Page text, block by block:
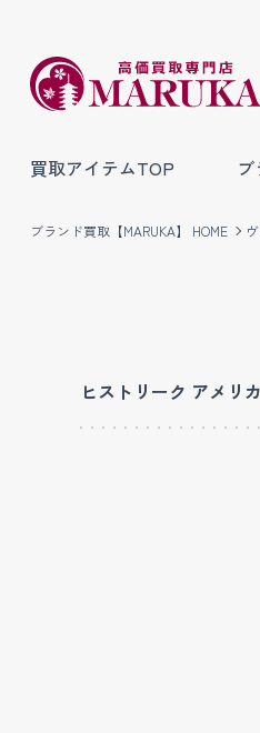
買取アイテムTOP
ブランド買取【MARUKA】 HOME
ヒストリーク アメリ